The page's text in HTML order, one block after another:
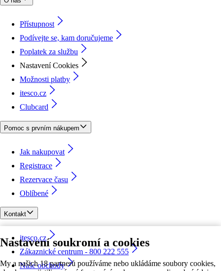
Nastavení soukromí a cookies
My a našich 18 partnerů používáme nebo ukládáme soubory cookies,
Přístupnost
Podívejte se, kam doručujeme
Poplatek za službu
Nastavení Cookies
Možnosti platby
itesco.cz
Clubcard
Pomoc s prvním nákupem
Jak nakupovat
Registrace
Rezervace času
Oblíbené
Kontakt
itesco.cz
Zákaznické centrum - 800 222 555
Naše obchody